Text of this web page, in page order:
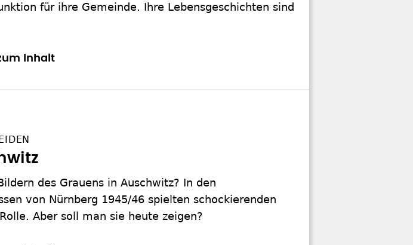
für ihre Gemeinde. Ihre Lebensgeschichten sind
Inhalt
des Grauens in Auschwitz? In den
von Nürnberg 1945/46 spielten schockierenden
Aber soll man sie heute zeigen?